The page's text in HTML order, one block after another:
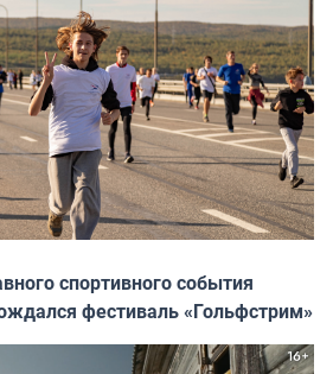
спортивного события
фестиваль «Гольфстрим»